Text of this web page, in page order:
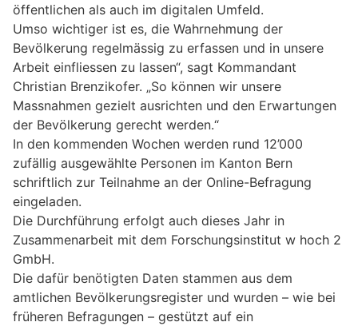
öffentlichen als auch im digitalen Umfeld.
Umso wichtiger ist es, die Wahrnehmung der
Bevölkerung regelmässig zu erfassen und in unsere
Arbeit einfliessen zu lassen“, sagt Kommandant
Christian Brenzikofer. „So können wir unsere
Massnahmen gezielt ausrichten und den Erwartungen
der Bevölkerung gerecht werden.“
In den kommenden Wochen werden rund 12’000
zufällig ausgewählte Personen im Kanton Bern
schriftlich zur Teilnahme an der Online-Befragung
eingeladen.
Die Durchführung erfolgt auch dieses Jahr in
Zusammenarbeit mit dem Forschungsinstitut w hoch 2
GmbH.
Die dafür benötigten Daten stammen aus dem
amtlichen Bevölkerungsregister und wurden – wie bei
früheren Befragungen – gestützt auf ein